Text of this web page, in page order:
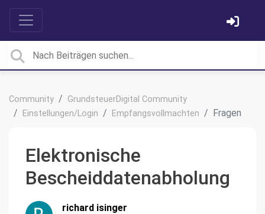
Community
GrundsteuerDigital Community
Einstellungen/Login
Empfangsvollmachten Fragen
Elektronische
Bescheiddatenabholung
richard isinger